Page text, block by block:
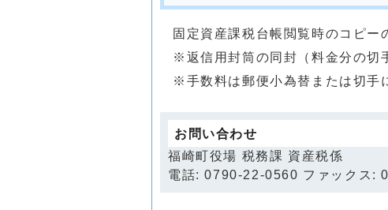
固定資産課税台帳閲覧時のコピー
※返信用封筒の同封（料金分の切
※手数料は郵便小為替または切手
お問い合わせ
福崎町役場 税務課 資産税係
電話: 0790-22-0560 ファックス: